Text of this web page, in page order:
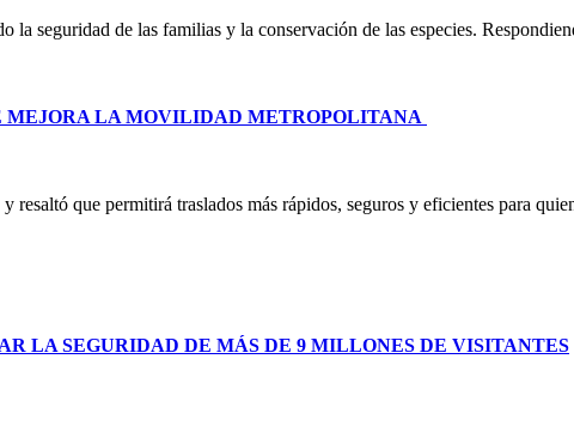
la seguridad de las familias y la conservación de las especies.
MEJORA LA MOVILIDAD METROPOLITANA
que permitirá traslados más rápidos, seguros y eficientes para
LA SEGURIDAD DE MÁS DE 9 MILLONES DE VISITANTES